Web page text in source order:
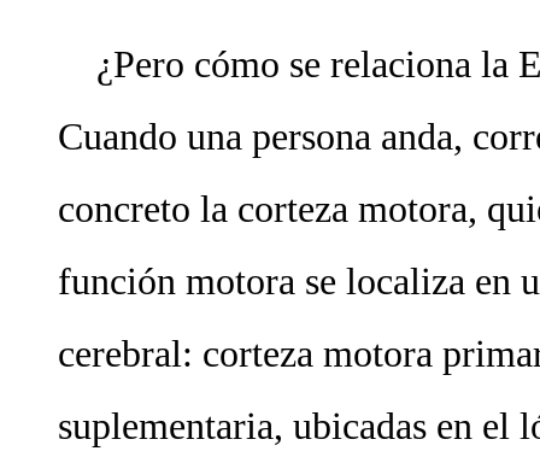
¿Pero cómo se relaciona la
Cuando una persona anda,
concreto la corteza motora,
función motora se localiza en
cerebral: corteza motora
suplementaria, ubicadas en el